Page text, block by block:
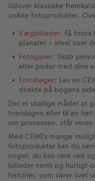
Udover klassiske
unikke fotoprodukter.
Vægbilleder: Få
plakater – ideel som
Fotogaver: Skab
eller puder med dine
Fotobøger: Lav en
direkte på bogens
Der er utallige måder at
hverdagen eller til en
om processen, står
Med CEWEs mange
fotoprodukter kan du
noget, du kan røre ved
billeder nemt og hurtigt
historier, som varer livet